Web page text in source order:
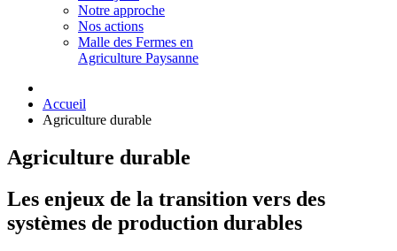
Notre approche
Nos actions
Malle des Fermes en
Agriculture Paysanne
Accueil
Agriculture durable
Agriculture durable
Les enjeux de la transition vers des
systèmes de production durables